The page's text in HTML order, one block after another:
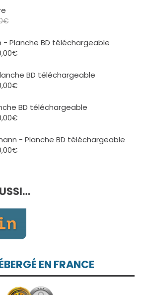
€
- Planche BD téléchargeable
€
prix :
10,00€
BD téléchargeable
€
prix :
10,00€
BD téléchargeable
€
prix :
- Planche BD téléchargeable
€
à
EN FRANCE